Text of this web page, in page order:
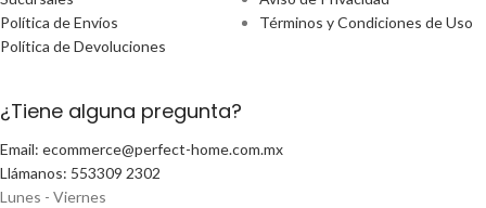
Política de Envíos
Política de Devoluciones
Términos y Condiciones de Uso
¿Tiene alguna pregunta?
Email: ecommerce@perfect-home.com.mx
Llámanos: 553309 2302
Lunes - Viernes